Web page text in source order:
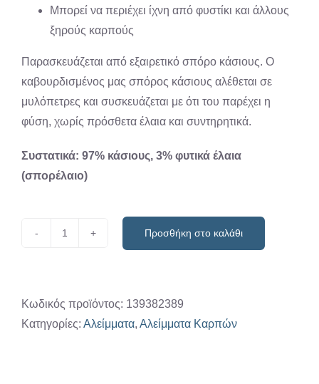
Μπορεί να περιέχει ίχνη από φυστίκι και άλλους
ξηρούς καρπούς
Παρασκευάζεται από εξαιρετικό σπόρο κάσιους. Ο
καβουρδισμένος μας σπόρος κάσιους αλέθεται σε
μυλόπετρες και συσκευάζεται με ότι του παρέχει η
φύση, χωρίς πρόσθετα έλαια και συντηρητικά.
Συστατικά: 97% κάσιους, 3% φυτικά έλαια
(σπορέλαιο)
Μυρωδάτο''
200
Προσθήκη στο καλάθι
Κωδικός προϊόντος: 139382389
Κατηγορίες: Αλείμματα, Αλείμματα Καρπών